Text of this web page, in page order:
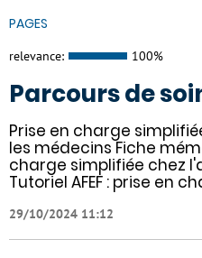
PAGES
relevance: 100%
Parcours de
Prise en charge
les médecins Fiche
charge simplifiée chez
Tutoriel AFEF : prise en
29/10/2024 11:12